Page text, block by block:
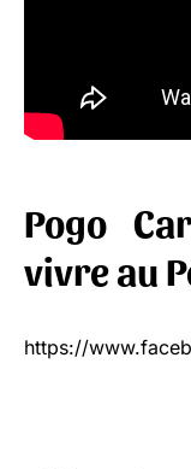
Pogo
vivre au
https://